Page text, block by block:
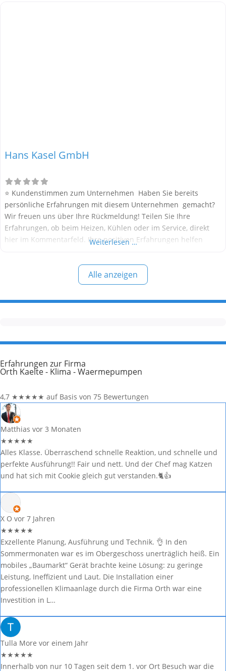
Hans Kasel GmbH
⭐ Kundenstimmen zum Unternehmen Haben Sie bereits
persönliche Erfahrungen mit diesem Unternehmen gemacht?
Wir freuen uns über Ihre Rückmeldung! Teilen Sie Ihre
Erfahrungen, ob beim Heizen, Kühlen oder im Service, direkt
hier im Kommentarfeld. Ihre positiven Erfahrungen helfen
eine kritische Meinung äußern, so geben Sie diese bitte mit
konkreten Details an und bleiben
Weiterlesen …
Alle anzeigen
Erfahrungen zur Firma
Orth Kaelte - Klima - Waermepumpen
4,7 ★★★★★ auf Basis von 75 Bewertungen
Matthias vor 3 Monaten
★★★★★
Alles Klasse. Überraschend schnelle Reaktion, und schnelle und
perfekte Ausführung!! Fair und nett. Und der Chef mag Katzen
und hat sich mit Cookie gleich gut verstanden.🐈👍
X O vor 7 Jahren
★★★★★
Exzellente Planung, Ausführung und Technik. 👌 In den
Sommermonaten war es im Obergeschoss unerträglich heiß. Ein
mobiles „Baumarkt“ Gerät brachte keine Lösung: zu geringe
Leistung, Ineffizient und Laut. Die Installation einer
professionellen Klimaanlage durch die Firma Orth war eine
Investition in L…
Tulla More vor einem Jahr
★★★★★
Innerhalb von nur 10 Tagen seit dem 1. vor Ort Besuch war die